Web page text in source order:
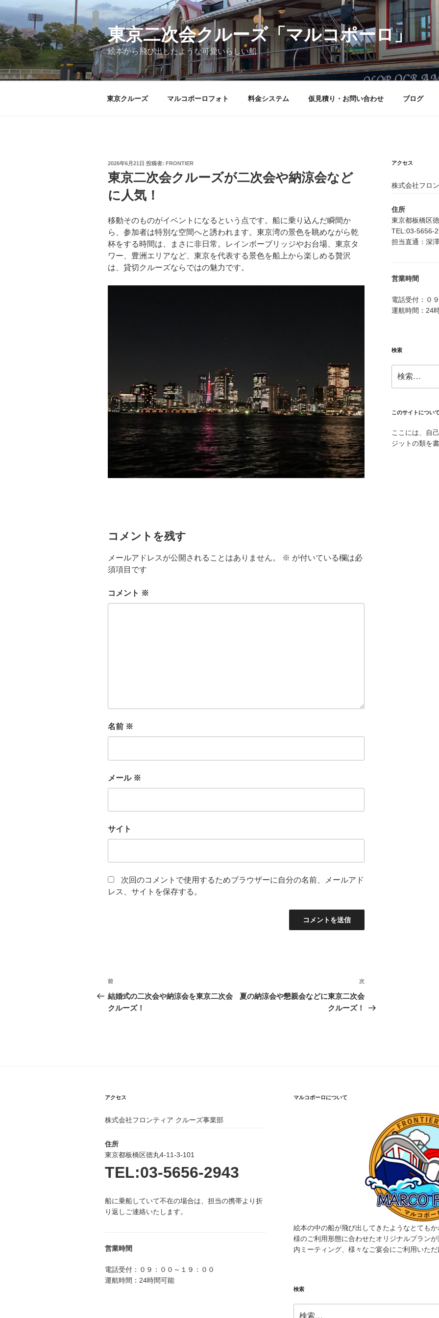
コ
テ
ン
ツ
へ
ス
東京二次会クルーズ「マルコポーロ」
絵本から飛び出したような可愛いらしい船
東京クルーズ マルコポーロフォト 料金システム 仮見積り・お問い合わせ ブログ
投
日:
2026年6月21日 投稿者: FRONTIER
東京二次会クルーズが二次会や納涼会など
に人気！
移動そのものがイベントになるという点です。船に乗り込んだ瞬間か
ら、参加者は特別な空間へと誘われます。東京湾の景色を眺めながら乾
杯をする時間は、まさに非日常。レインボーブリッジやお台場、東京タ
ワー、豊洲エリアなど、東京を代表する景色を船上から楽しめる贅沢
は、貸切クルーズならではの魅力です。
コメントを残す
メールアドレスが公開されることはありません。 ※ が付いている欄は必
須項目です
コメント ※
名前 ※
メール ※
サイト
次回のコメントで使用するためブラウザーに自分の名前、メールアド
レス、サイトを保存する。
投
稿
ナ
ョ
ン
前
の
投
前
結婚式の二次会や納涼会を東京二次会
クルーズ！
次
の
投
次
夏の納涼会や懇親会などに東京二次会
クルーズ！
アクセス
株式会社フロ
住所
東京都板橋区
TEL:03-5656-
担当直通：深
営業時間
電話受付：０
運航時間：24
検索
索:
このサイトについて
ここには、自
ジットの類を
アクセス
株式会社フロンティア クルーズ事業部
住所
東京都板橋区徳丸4-11-3-101
TEL:03-5656-2943
船に乗船していて不在の場合は、担当の携帯より折
り返しご連絡いたします。
営業時間
電話受付：０９：００～１９：００
運航時間：24時間可能
マルコポーロについて
絵本の中の船が飛び出してきたようなとても
様のご利用形態に合わせたオリジナルプラン
内ミーティング、様々なご宴会にご利用いただ
検索